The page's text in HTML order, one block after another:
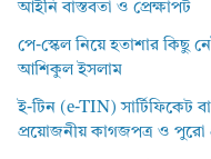
আইনি বাস্তবতা ও প্রেক্ষাপট
পে-স্কেল নিয়ে হতাশার কিছু
আশিকুল ইসলাম
ই-টিন (e-TIN) সার্টিফিকেট
প্রয়োজনীয় কাগজপত্র ও পুরো